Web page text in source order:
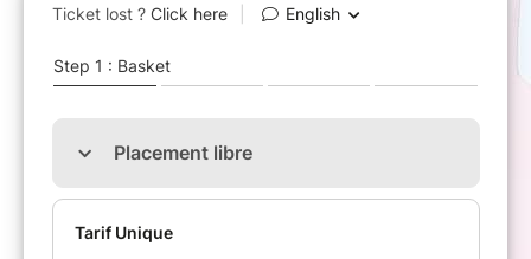
grandes capitales.
Son dernier disque consacré aux
transcriptions de la musique de Bach a
rappellent que le pianiste français a enregistré
l'Orchestre national du Capitole de Toulouse.
Quant à Ravel, c’est un hommage à son maître
Pierre Sancan.